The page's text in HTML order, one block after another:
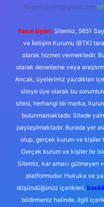
forumhizmeti@gmail.com
Yasal Uyarı: Sitemiz, 5651
ve İletişim Kurumu (BTK)
olarak hizmet vermektedir.
olarak denetleme veya
Ancak, üyelerimiz yazdıkları
siteye üye olarak bu
sitesi, herhangi bir marka,
bulunmamaktadır. Sitede
paylaşılmaktadır. Burada yer
olup, gerçek kurum ve kişiler
Gerçek kurum ve kişiler ile
Sitemiz, kar amacı gütmeyen
platformudur. Hukuka ve
düşündüğünüz içerikleri,
bildirmeniz halinde, ilgili